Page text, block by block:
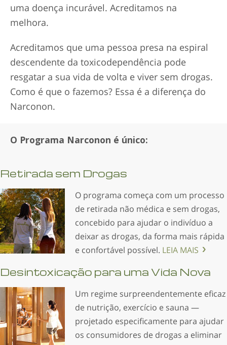
uma doença incurável. Acreditamos na
melhora.
Acreditamos que uma pessoa presa na espiral
descendente da toxicodependência pode
resgatar a sua vida de volta e viver sem drogas.
Como é que o fazemos? Essa é a diferença do
Narconon.
O Programa Narconon é único:
Retirada sem Drogas
O programa começa com um processo
de retirada não médica e sem drogas,
concebido para ajudar o indivíduo a
deixar as drogas, da forma mais rápida
e confortável possível. LEIA MAIS
Desintoxicação para uma Vida Nova
Um regime surpreendente­mente eficaz
de nutrição, exercício e sauna —
projetado especificamente para ajudar
os consumidores de drogas a eliminar